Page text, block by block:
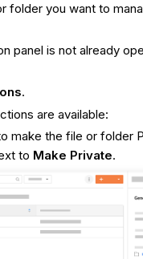
folder you want to
panel is not already
.
are available:
make the file or folder
to Make Private.